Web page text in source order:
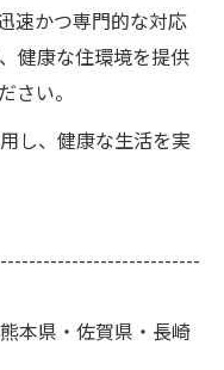
速かつ専門的な対応
健康な住環境を提供
さい。
し、健康な生活を実
本県・佐賀県・長崎